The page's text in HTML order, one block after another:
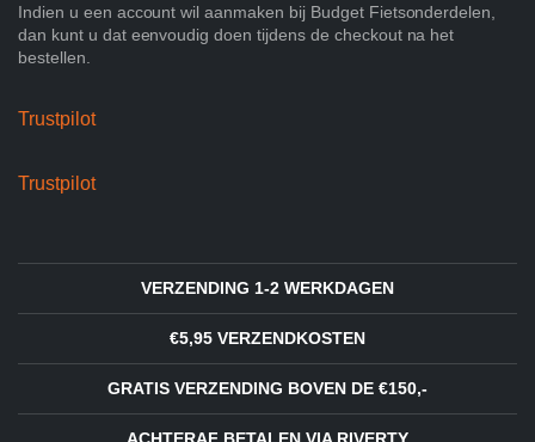
Indien u een account wil aanmaken bij Budget Fietsonderdelen,
dan kunt u dat eenvoudig doen tijdens de checkout na het
bestellen.
Trustpilot
Trustpilot
VERZENDING 1-2 WERKDAGEN
€5,95 VERZENDKOSTEN
GRATIS VERZENDING BOVEN DE €150,-
ACHTERAF BETALEN VIA RIVERTY